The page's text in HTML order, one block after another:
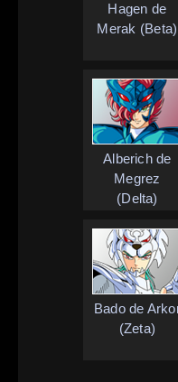
Hagen de
Merak (Beta)
Alberich de
Megrez
(Delta)
Bado de
(Zeta)